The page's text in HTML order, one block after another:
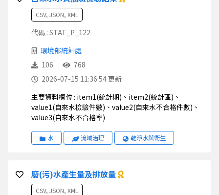
CSV, JSON, XML
代碼 : STAT_P_122
環境部統計處
106
768
2026-07-15 11:36:54 更新
主要資料欄位 : item1(統計期)、item2(統計區)、
value1(自來水檢驗件數)、value2(自來水不合格件數)、
value3(自來水不合格率)
水 流域治理 乾淨水與衛生
廢(污)水產生量及排放量
CSV, JSON, XML